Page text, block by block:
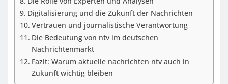
Digitalisierung und die Zukunft der Nachrichten
Vertrauen und journalistische Verantwortung
Die Bedeutung von ntv im deutschen
Nachrichtenmarkt
Fazit: Warum aktuelle nachrichten ntv auch in
Zukunft wichtig bleiben